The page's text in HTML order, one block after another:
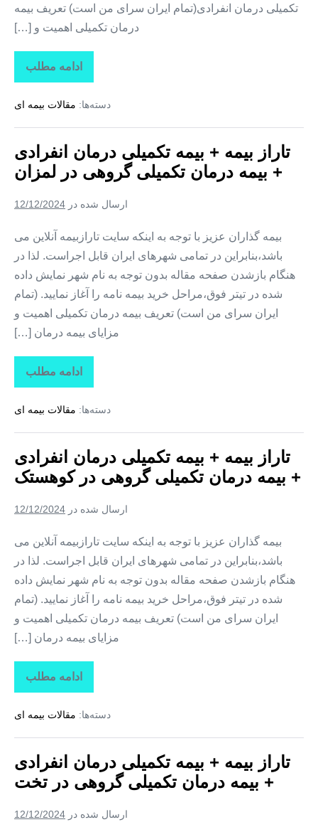
تکمیلی درمان انفرادی(تمام ایران سرای من است) تعریف بیمه
درمان تکمیلی اهمیت و […]
ادامه مطلب
تاراز
بیمه
بیمه
درمان
+
بیمه
درمان
تکمیلی
در
دسته‌ها: مقالات بیمه ای
تاراز بیمه + بیمه تکمیلی درمان انفرادی
+ بیمه درمان تکمیلی گروهی در لمزان
ارسال شده در 12/12/2024
بیمه گذاران عزیز با توجه به اینکه سایت تارازبیمه آنلاین می
باشد،بنابراین در تمامی شهرهای ایران قابل اجراست. لذا در
هنگام بازشدن صفحه مقاله بدون توجه به نام شهر نمایش داده
شده در تیتر فوق،مراحل خرید بیمه نامه را آغاز نمایید. (تمام
ایران سرای من است) تعریف بیمه درمان تکمیلی اهمیت و
مزایای بیمه درمان […]
ادامه مطلب
تاراز
بیمه
بیمه
درمان
+
بیمه
درمان
تکمیلی
در
دسته‌ها: مقالات بیمه ای
تاراز بیمه + بیمه تکمیلی درمان انفرادی
+ بیمه درمان تکمیلی گروهی در کوهستک
ارسال شده در 12/12/2024
بیمه گذاران عزیز با توجه به اینکه سایت تارازبیمه آنلاین می
باشد،بنابراین در تمامی شهرهای ایران قابل اجراست. لذا در
هنگام بازشدن صفحه مقاله بدون توجه به نام شهر نمایش داده
شده در تیتر فوق،مراحل خرید بیمه نامه را آغاز نمایید. (تمام
ایران سرای من است) تعریف بیمه درمان تکمیلی اهمیت و
مزایای بیمه درمان […]
ادامه مطلب
تاراز
بیمه
بیمه
درمان
+
بیمه
درمان
تکمیلی
در
دسته‌ها: مقالات بیمه ای
تاراز بیمه + بیمه تکمیلی درمان انفرادی
+ بیمه درمان تکمیلی گروهی در تخت
ارسال شده در 12/12/2024